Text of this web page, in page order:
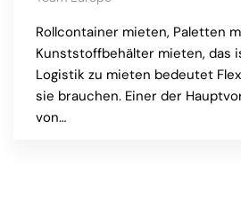
Rollcontainer mieten, Paletten
Kunststoffbehälter mieten, das
Logistik zu mieten bedeutet
sie brauchen. Einer der
von…